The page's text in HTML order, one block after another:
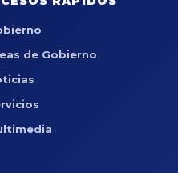
de Gobierno